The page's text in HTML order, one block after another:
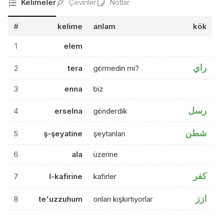
Kelimeler Çeviriler Notlar
# kelime anlam kök
1 elem
2 tera görmedin mi? راي
3 enna biz
4 erselna gönderdik رسل
5 ş-şeyatine şeytanları شطن
6 ala üzerine
7 l-kafirine kafirler كفر
8 te'uzzuhum onları kışkırtıyorlar ازز